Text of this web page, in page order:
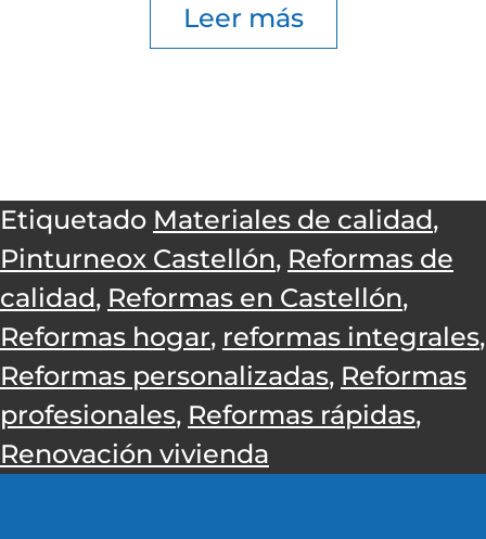
Leer más
Etiquetado Materiales de calidad,
Pinturneox Castellón, Reformas de
calidad, Reformas en Castellón,
Reformas hogar, reformas integrales,
Reformas personalizadas, Reformas
profesionales, Reformas rápidas,
Renovación vivienda